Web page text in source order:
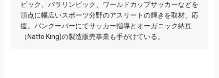
ピック、パラリンピック、ワールドカップサッカーなどを
頂点に幅広いスポーツ分野のアスリートの輝きを取材、応
援。バンクーバーにてサッカー指導とオーガニック納豆
（Natto King)の製造販売事業も手がけている。